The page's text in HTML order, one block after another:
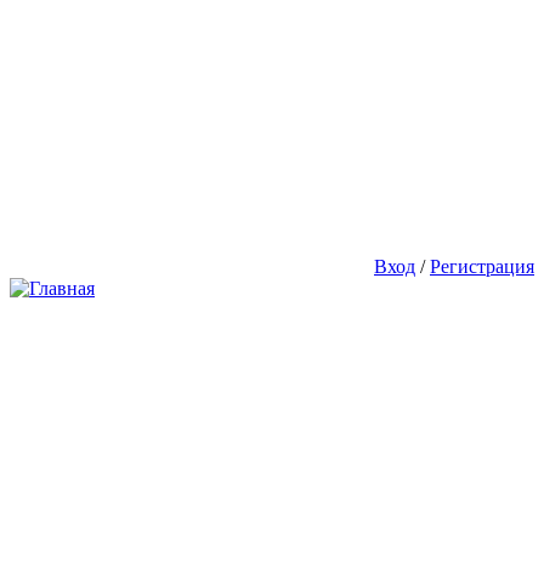
Вход /Регистрация